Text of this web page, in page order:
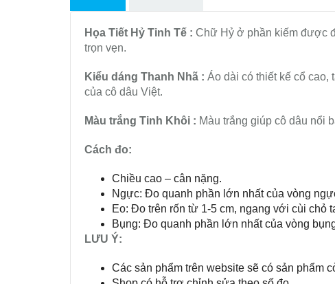
Họa Tiết Hỷ Tinh Tế : Chữ Hỷ ở phần kiếm được
trọn vẹn.
Kiểu dáng Thanh Nhã : Áo dài có thiết kế cổ cao,
của cô dâu Việt.
Màu trắng Tinh Khôi : Màu trắng giúp cô dâu nổi
Cách đo:
Chiều cao – cân nặng.
Ngực: Đo quanh phần lớn nhất của vòng
Eo: Đo trên rốn từ 1-5 cm, ngang với cùi chỏ
Bụng: Đo quanh phần lớn nhất của vòng
LƯU Ý:
Các sản phẩm trên website sẽ có sản phẩm